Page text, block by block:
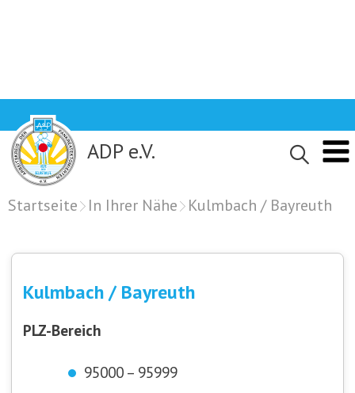
to
content
ADP e.V.
Startseite In Ihrer Nähe Kulmbach / Bayreuth
Kulmbach / Bayreuth
PLZ-Bereich
95000 – 95999